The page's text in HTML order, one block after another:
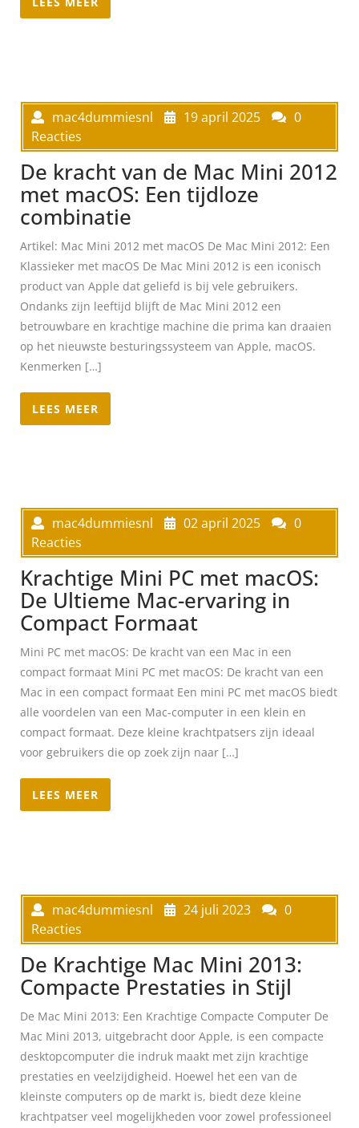
mac4dummiesnl 19 april 2025
0
Reacties
De kracht van de Mac Mini 2012
met macOS: Een tijdloze
combinatie
Artikel: Mac Mini 2012 met macOS De Mac Mini 2012: Een
Klassieker met macOS De Mac Mini 2012 is een iconisch
product van Apple dat geliefd is bij vele gebruikers.
Ondanks zijn leeftijd blijft de Mac Mini 2012 een
betrouwbare en krachtige machine die prima kan draaien
op het nieuwste besturingssysteem van Apple, macOS.
Kenmerken […]
LEES MEER
mac4dummiesnl 02 april 2025
0
Reacties
Krachtige Mini PC met macOS:
De Ultieme Mac-ervaring in
Compact Formaat
Mini PC met macOS: De kracht van een Mac in een
compact formaat Mini PC met macOS: De kracht van een
Mac in een compact formaat Een mini PC met macOS biedt
alle voordelen van een Mac-computer in een klein en
compact formaat. Deze kleine krachtpatsers zijn ideaal
voor gebruikers die op zoek zijn naar […]
LEES MEER
mac4dummiesnl 24 juli 2023
0
Reacties
De Krachtige Mac Mini 2013:
Compacte Prestaties in Stijl
De Mac Mini 2013: Een Krachtige Compacte Computer De
Mac Mini 2013, uitgebracht door Apple, is een compacte
desktopcomputer die indruk maakt met zijn krachtige
prestaties en veelzijdigheid. Hoewel het een van de
kleinste computers op de markt is, biedt deze kleine
krachtpatser veel mogelijkheden voor zowel professioneel